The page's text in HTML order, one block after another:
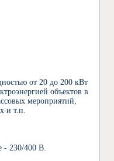
от 20 до 200 кВт
объектов в
мероприятий,
и т.п.
- 230/400 В.